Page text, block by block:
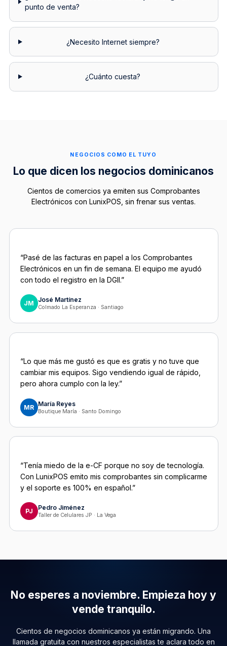
punto de venta?
¿Necesito Internet siempre?
¿Cuánto cuesta?
NEGOCIOS COMO EL TUYO
Lo que dicen los negocios dominicanos
Cientos de comercios ya emiten sus Comprobantes
Electrónicos con LunixPOS, sin frenar sus ventas.
“Pasé de las facturas en papel a los Comprobantes
Electrónicos en un fin de semana. El equipo me ayudó
con todo el registro en la DGII.”
JM José Martínez
Colmado La Esperanza · Santiago
“Lo que más me gustó es que es gratis y no tuve que
cambiar mis equipos. Sigo vendiendo igual de rápido,
pero ahora cumplo con la ley.”
MR María Reyes
Boutique María · Santo Domingo
“Tenía miedo de la e-CF porque no soy de tecnología.
Con LunixPOS emito mis comprobantes sin complicarme
y el soporte es 100% en español.”
PJ Pedro Jiménez
Taller de Celulares JP · La Vega
No esperes a noviembre. Empieza hoy y
vende tranquilo.
Cientos de negocios dominicanos ya están migrando. Una
llamada gratuita con nuestros especialistas te aclara todo en